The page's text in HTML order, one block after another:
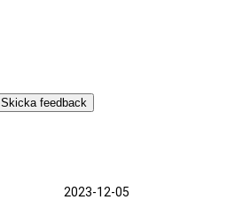
Skicka feedback
2023-12-05